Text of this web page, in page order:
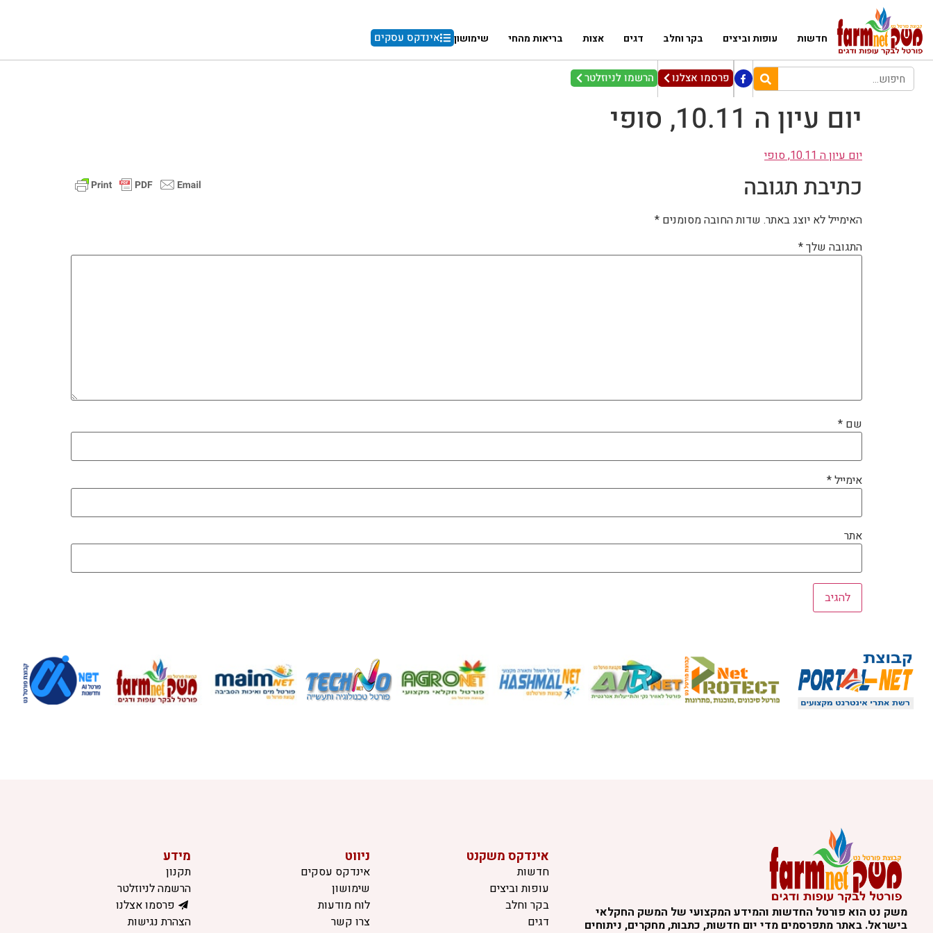
חדשות עופות וביצים בקר וחלב דגים אצות בריאות מהחי שימושון אינדקס עסקים
פרסמו אצלנו הרשמו לניוזלטר
יום עיון ה 10.11, סופי
יום עיון ה 10.11, סופי
כתיבת תגובה
האימייל לא יוצג באתר. שדות החובה מסומנים *
התגובה שלך*
שם *
אימייל*
אתר
משק נט הוא פורטל החדשות והמידע המקצועי של המשק החקלאי
בישראל. באתר מתפרסמים מדי יום חדשות, כתבות, מחקרים, ניתוחים
אינדקס משקנט
חדשות
עופות וביצים
בקר וחלב
דגים
ניווט
אינדקס עסקים
שימושון
לוח מודעות
צרו קשר
מידע
תקנון
הרשמה לניוזלטר
פרסמו אצלנו
הצהרת נגישות